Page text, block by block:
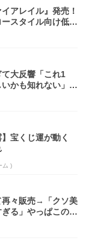
アレイル』発売！
スタイル向け低型
大反響「これ1
かも知れない」
宝くじ運が動く
ム )
再々販売→「クソ美
る」やっぱこのク